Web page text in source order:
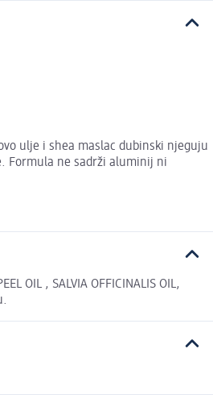
ulje i shea maslac dubinski njeguju
Formula ne sadrži aluminij ni
OIL , SALVIA OFFICINALIS OIL,